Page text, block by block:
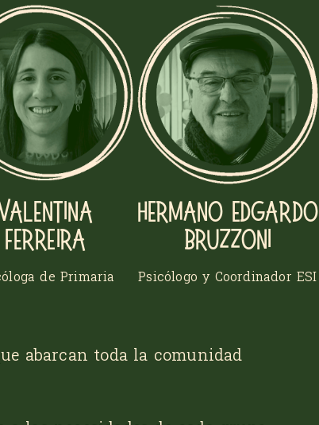
Ferreira
de Primaria
Hermano Edgardo
Bruzzoni
Psicólogo y Coordinador ESI
abarcan toda la comunidad